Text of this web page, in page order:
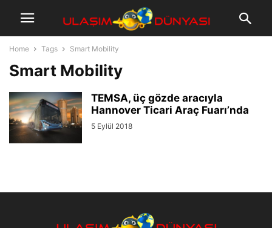
Home Tags Smart Mobility
Smart Mobility
TEMSA, üç gözde aracıyla
Hannover Ticari Araç Fuarı’nda
5 Eylül 2018